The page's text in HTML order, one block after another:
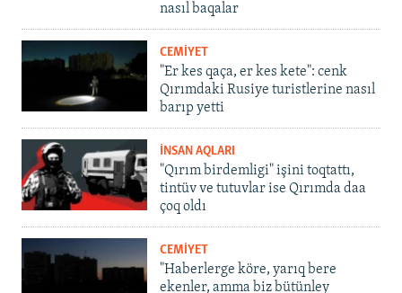
nasıl baqalar
CEMİYET
"Er kes qaça, er kes kete": cenk
Qırımdaki Rusiye turistlerine nasıl
barıp yetti
İNSAN AQLARI
"Qırım birdemligi" işini toqtattı,
tintüv ve tutuvlar ise Qırımda daa
çoq oldı
CEMİYET
"Haberlerge köre, yarıq bere
ekenler, amma biz bütünley